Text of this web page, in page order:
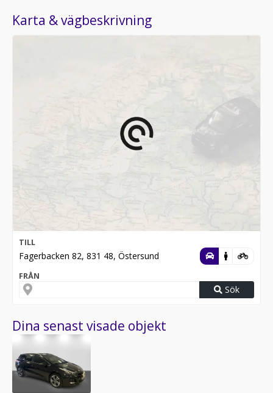
Karta & vägbeskrivning
TILL
Fagerbacken 82, 831 48, Östersund
FRÅN
Sök
Dina senast visade objekt